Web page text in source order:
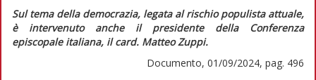
Sul tema della democrazia, legata al rischio populista attuale,
è intervenuto anche il presidente della Conferenza
episcopale italiana, il card. Matteo Zuppi.
Documento, 01/09/2024, pag. 496